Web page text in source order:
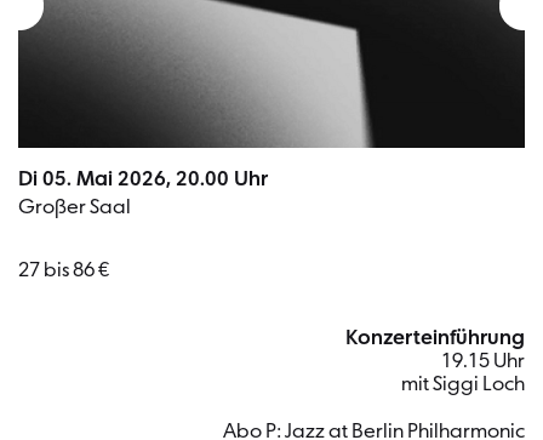
Di 05. Mai 2026, 20.00 Uhr
Großer Saal
27 bis 86 €
Konzerteinführung
19.15 Uhr
mit Siggi Loch
Abo P: Jazz at Berlin Philharmonic